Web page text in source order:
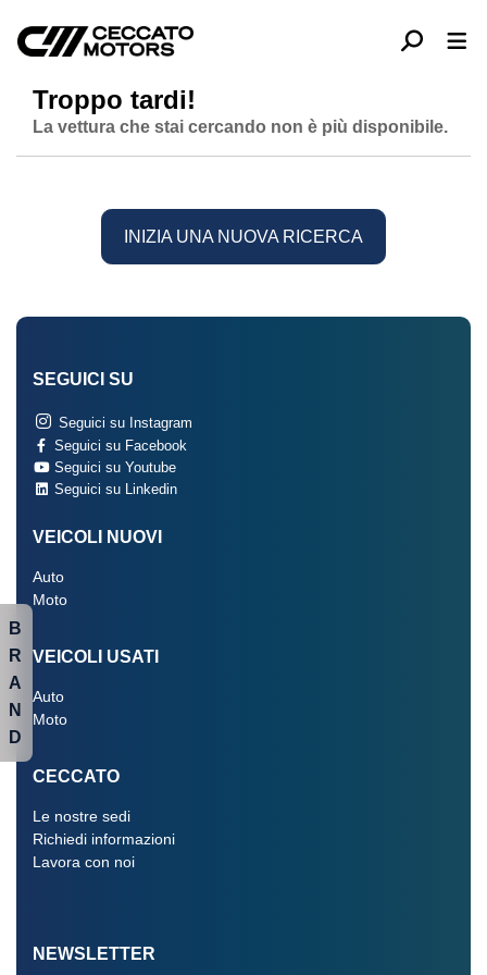
Troppo tardi!
La vettura che stai cercando non è più disponibile.
INIZIA UNA NUOVA RICERCA
SEGUICI SU
Seguici su Instagram
Seguici su Facebook
Seguici su Youtube
Seguici su Linkedin
VEICOLI NUOVI
Auto
Moto
VEICOLI USATI
Auto
Moto
CECCATO
Le nostre sedi
Richiedi informazioni
Lavora con noi
NEWSLETTER
B
R
A
N
D